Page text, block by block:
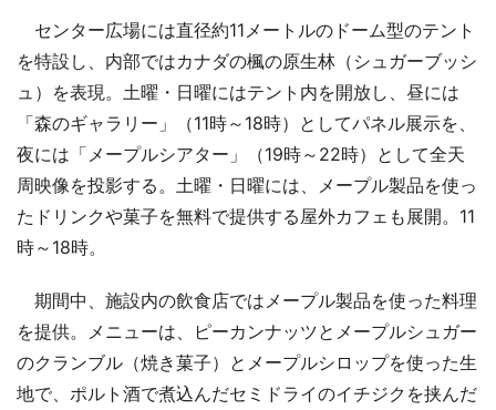
センター広場には直径約11メートルのドーム型のテント
を特設し、内部ではカナダの楓の原生林（シュガーブッシ
ュ）を表現。土曜・日曜にはテント内を開放し、昼には
「森のギャラリー」（11時～18時）としてパネル展示を、
夜には「メープルシアター」（19時～22時）として全天
周映像を投影する。土曜・日曜には、メープル製品を使っ
たドリンクや菓子を無料で提供する屋外カフェも展開。11
時～18時。
期間中、施設内の飲食店ではメープル製品を使った料理
を提供。メニューは、ピーカンナッツとメープルシュガー
のクランブル（焼き菓子）とメープルシロップを使った生
地で、ポルト酒で煮込んだセミドライのイチジクを挟んだ